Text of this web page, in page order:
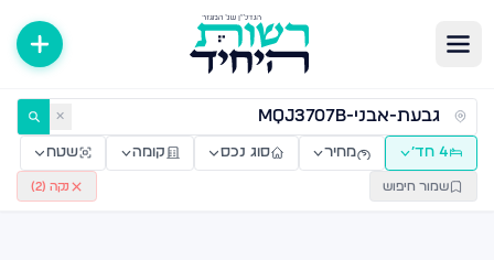
דירות למכירה ולהשכרה — רשות היחיד ✕
4 חד׳ מחיר סוג נכס קומה שטח
שמור חיפוש נקה (2
)